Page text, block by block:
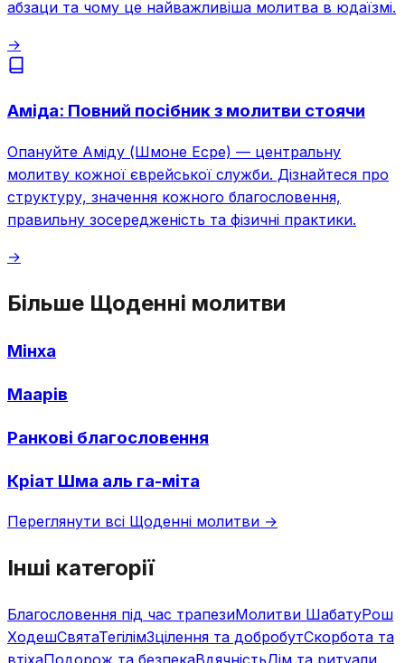
абзаци та чому це найважливіша молитва в юдаїзмі.
→
Аміда: Повний посібник з молитви стоячи
Опануйте Аміду (Шмоне Есре) — центральну
молитву кожної єврейської служби. Дізнайтеся про
структуру, значення кожного благословення,
правильну зосередженість та фізичні практики.
→
Більше Щоденні молитви
Мінха
Маарів
Ранкові благословення
Кріат Шма аль га-міта
Переглянути всі Щоденні молитви →
Інші категорії
Благословення під час трапезиМолитви ШабатуРош
ХодешСвятаТегілімЗцілення та добробутСкорбота та